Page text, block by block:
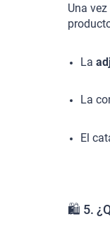
Una
La
La
El
🛍️ 5.